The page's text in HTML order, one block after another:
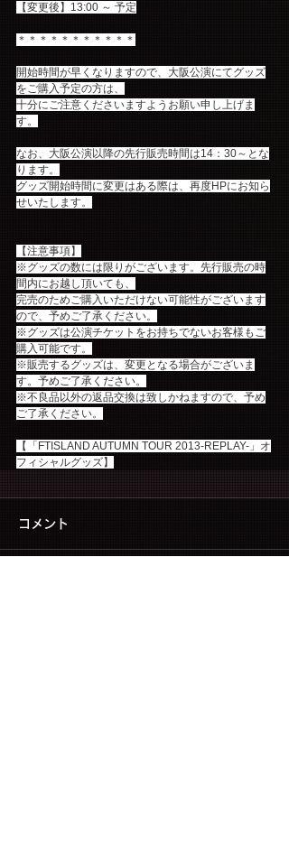
【変更後】13:00 ～ 予定
＊＊＊＊＊＊＊＊＊＊＊
開始時間が早くなりますので、大阪公演にてグッズ
をご購入予定の方は、
十分にご注意くださいますようお願い申し上げま
す。
なお、大阪公演以降の先行販売時間は14：30～とな
ります。
グッズ開始時間に変更はある際は、再度HPにお知ら
せいたします。
【注意事項】
※グッズの数には限りがございます。先行販売の時
間内にお越し頂いても、
完売のためご購入いただけない可能性がございます
ので、予めご了承ください。
※グッズは公演チケットをお持ちでないお客様もご
購入可能です。
※販売するグッズは、変更となる場合がございま
す。予めご了承ください。
※不良品以外の返品交換は致しかねますので、予め
ご了承ください。
【「FTISLAND AUTUMN TOUR 2013-REPLAY-」オ
フィシャルグッズ】
コメント